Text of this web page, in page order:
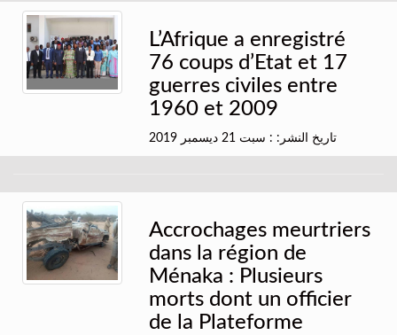
L’Afrique a enregistré
76 coups d’Etat et 17
guerres civiles entre
1960 et 2009
تاريخ النشر: : سبت 21 ديسمبر 2019
Accrochages meurtriers
dans la région de
Ménaka : Plusieurs
morts dont un officier
de la Plateforme